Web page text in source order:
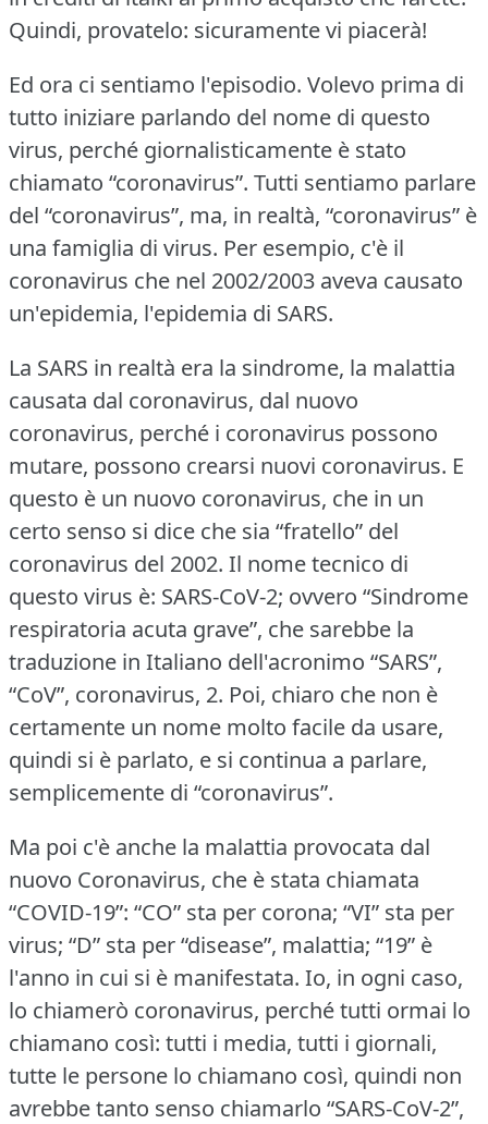
Quindi, provatelo: sicuramente vi piacerà!
Ed ora ci sentiamo l'episodio. Volevo prima di
tutto iniziare parlando del nome di questo
virus, perché giornalisticamente è stato
chiamato “coronavirus”. Tutti sentiamo parlare
del “coronavirus”, ma, in realtà, “coronavirus” è
una famiglia di virus. Per esempio, c'è il
coronavirus che nel 2002/2003 aveva causato
un'epidemia, l'epidemia di SARS.
La SARS in realtà era la sindrome, la malattia
causata dal coronavirus, dal nuovo
coronavirus, perché i coronavirus possono
mutare, possono crearsi nuovi coronavirus. E
questo è un nuovo coronavirus, che in un
certo senso si dice che sia “fratello” del
coronavirus del 2002. Il nome tecnico di
questo virus è: SARS-CoV-2; ovvero “Sindrome
respiratoria acuta grave”, che sarebbe la
traduzione in Italiano dell'acronimo “SARS”,
“CoV”, coronavirus, 2. Poi, chiaro che non è
certamente un nome molto facile da usare,
quindi si è parlato, e si continua a parlare,
semplicemente di “coronavirus”.
Ma poi c'è anche la malattia provocata dal
nuovo Coronavirus, che è stata chiamata
“COVID-19”: “CO” sta per corona; “VI” sta per
virus; “D” sta per “disease”, malattia; “19” è
l'anno in cui si è manifestata. Io, in ogni caso,
lo chiamerò coronavirus, perché tutti ormai lo
chiamano così: tutti i media, tutti i giornali,
tutte le persone lo chiamano così, quindi non
avrebbe tanto senso chiamarlo “SARS-CoV-2”,